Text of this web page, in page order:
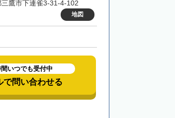
鷹市下連雀3-31-4-102
地図
いつでも受付中
で問い合わせる